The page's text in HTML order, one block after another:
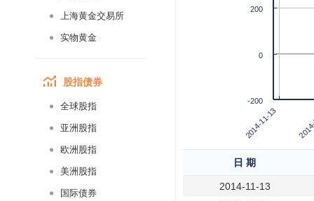
上海黄金交易所
实物黄金
股指债券
全球股指
亚洲股指
欧洲股指
美洲股指
国际债券
2014-11-13
0
200
-200
日 期
2014-11-13